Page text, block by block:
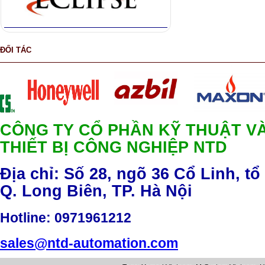
ĐỐI TÁC
CÔNG TY CỔ PHẦN KỸ THUẬT
THIẾT BỊ CÔNG NGHIỆP NTD
Địa chỉ: Số 28, ngõ 36 Cổ Linh, tổ
Q. Long Biên, TP. Hà Nội
Hotline: 0971961212
sales@ntd-automation.com